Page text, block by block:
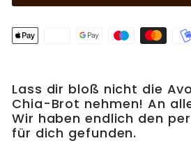
Lass dir bloß nicht die
Chia-Brot nehmen! An
Wir haben endlich den
für dich gefunden.